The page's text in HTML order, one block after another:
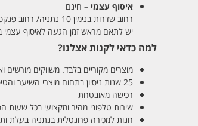
איסוף עצמי – חינם
רחוב שדרות בנימין 10 נתניה/ רחוב פנקס 12 נתניה – לבחירתכם
יש לתאם מראש זמן הגעה לאיסוף עצמי בטלפון 09-
למה כדאי לקנות אצלנו?
מוצרים מקוריים בלבד. משווקים מורשים
25 שנות ניסיון בתחום מוצרי השיער והטיפוח
רכישה מאובטחת
שירות טלפוני מהיר ומקצועי בכל שעות
חנות למכירה פרונטלית בנתניה בעלת ותק של